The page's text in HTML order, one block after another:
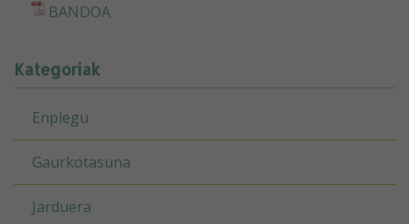
BANDOA
Kategoriak
Enplegu
Gaurkotasuna
Jarduera